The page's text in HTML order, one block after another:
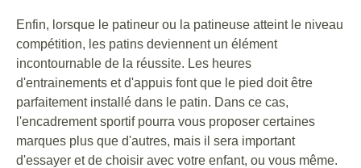
Enfin, lorsque le patineur ou la patineuse atteint le niveau
compétition, les patins deviennent un élément
incontournable de la réussite. Les heures
d'entrainements et d'appuis font que le pied doit être
parfaitement installé dans le patin. Dans ce cas,
l'encadrement sportif pourra vous proposer certaines
marques plus que d'autres, mais il sera important
d'essayer et de choisir avec votre enfant, ou vous même.